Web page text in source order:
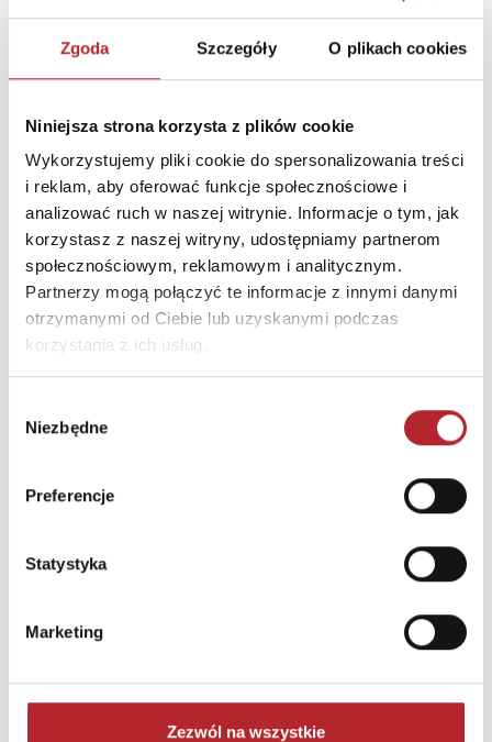
Zgoda Szczegóły O plikach cookies
Niniejsza strona korzysta z plików cookie
Wykorzystujemy pliki cookie do spersonalizowania treści
i reklam, aby oferować funkcje społecznościowe i
analizować ruch w naszej witrynie. Informacje o tym, jak
korzystasz z naszej witryny, udostępniamy partnerom
społecznościowym, reklamowym i analitycznym.
Partnerzy mogą połączyć te informacje z innymi danymi
otrzymanymi od Ciebie lub uzyskanymi podczas
korzystania z ich usług.
zgody
Niezbędne
Preferencje
Statystyka
Marketing
Zezwól na wszystkie
INFORMACJE I OSTRZEŻENIA
Ostrzeżenie. Gra nieodpowiednia dla dzieci poniżej 3
lat. Istnieje możliwość połknięcia drobnych
elementów. Proszę zachować opakowanie ze
względu na zawarte informacje. Opakowanie nie
służy do zabawy. Korzystać pod nadzorem osoby
INNI KLIENCI KUPOWALI